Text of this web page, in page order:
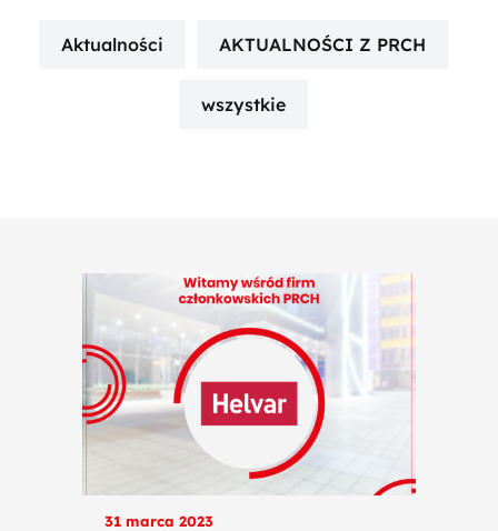
Aktualności AKTUALNOŚCI Z PRCH
wszystkie
31 marca 2023